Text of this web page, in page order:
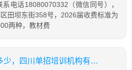
电话18080070332（微信同号），
田坝东街358号，2026届收费标准为
两种，教材费
四川单招培训班价格多少，四川单招培训机构有哪些